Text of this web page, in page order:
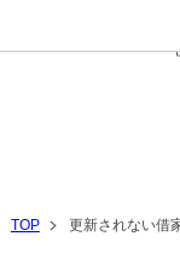
TOP 更新されない借